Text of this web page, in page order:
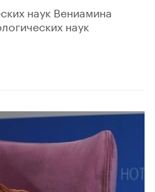
наук Вениамина
наук